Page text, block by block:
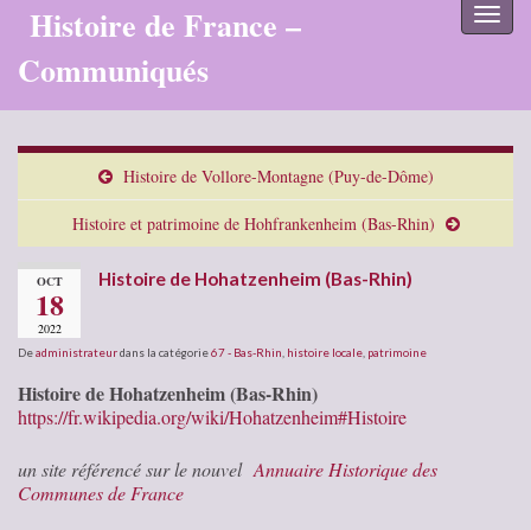
Histoire de France –
Communiqués
Histoire de Vollore-Montagne (Puy-de-Dôme)
Histoire et patrimoine de Hohfrankenheim (Bas-Rhin)
OCT
18
2022
Histoire de Hohatzenheim (Bas-Rhin)
Deadministrateurdans la catégorie67 - Bas-Rhin histoire locale patrimoine
Histoire de Hohatzenheim (Bas-Rhin)
https://fr.wikipedia.org/wiki/Hohatzenheim#Histoire
un site référencé sur le nouvel Annuaire Historique des
Communes de France